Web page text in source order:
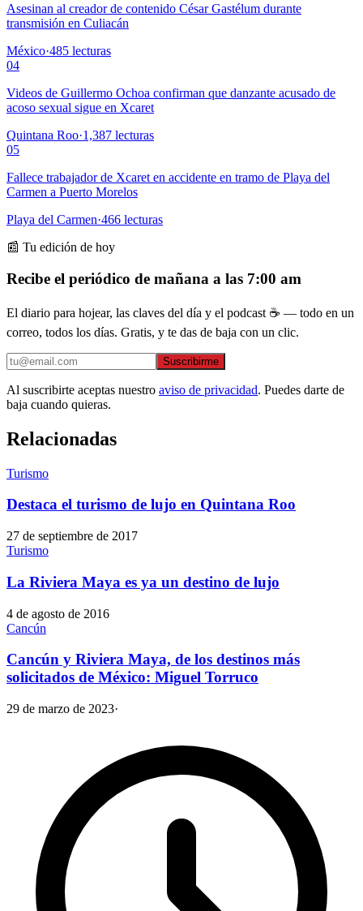
Asesinan al creador de contenido César Gastélum durante
transmisión en Culiacán
México·485 lecturas
04
Videos de Guillermo Ochoa confirman que danzante acusado de
acoso sexual sigue en Xcaret
Quintana Roo·1,387 lecturas
05
Fallece trabajador de Xcaret en accidente en tramo de Playa del
Carmen a Puerto Morelos
Playa del Carmen·466 lecturas
📰 Tu edición de hoy
Recibe el periódico de mañana a las 7:00 am
El diario para hojear, las claves del día y el podcast ☕ — todo en un
correo, todos los días. Gratis, y te das de baja con un clic.
Suscribirme
Al suscribirte aceptas nuestro aviso de privacidad. Puedes darte de
baja cuando quieras.
Relacionadas
Turismo
Destaca el turismo de lujo en Quintana Roo
27 de septiembre de 2017
Turismo
La Riviera Maya es ya un destino de lujo
4 de agosto de 2016
Cancún
Cancún y Riviera Maya, de los destinos más
solicitados de México: Miguel Torruco
29 de marzo de 2023·